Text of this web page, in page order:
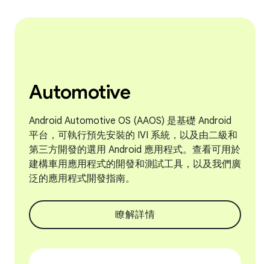
Automotive
Android Automotive OS (AAOS) 是基礎 Android
平台，可執行預先安裝的 IVI 系統，以及由二級和
第三方開發的選用 Android 應用程式。查看可用於
建構車用應用程式的開發和測試工具，以及我們廣
泛的應用程式開發指南。
瞭解詳情